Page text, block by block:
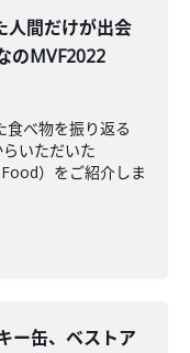
人間だけが出会
のMVF2022
食べ物を振り返る
いただいた
）をご紹介しま
ー缶、ベストア